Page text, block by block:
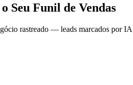
Seu Funil de Vendas
rastreado — leads marcados por